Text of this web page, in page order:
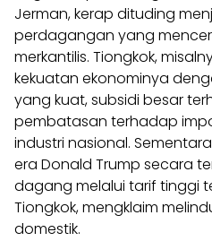
Jerman, kerap dituding
perdagangan yang
merkantilis. Tiongkok,
kekuatan ekonominya
yang kuat, subsidi besar
pembatasan terhadap
industri nasional.
era Donald Trump secara
dagang melalui tarif tinggi
Tiongkok, mengklaim
domestik.